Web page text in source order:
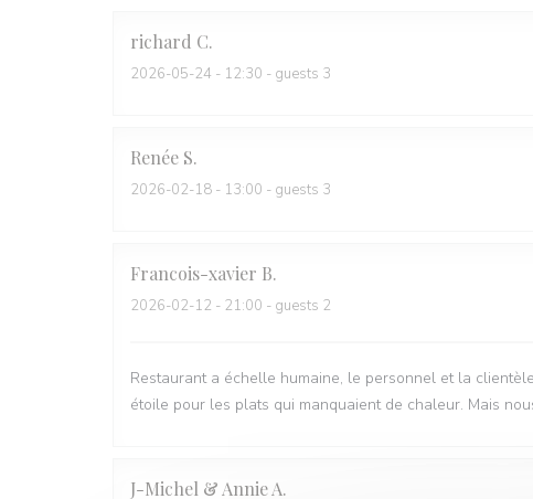
richard C
2026-05-24 - 12:30 - guests 3
Renée S
2026-02-18 - 13:00 - guests 3
Francois-xavier B
2026-02-12 - 21:00 - guests 2
Restaurant a échelle humaine, le personnel et la
étoile pour les plats qui manquaient de chaleur. Mais
J-Michel & AnnieA